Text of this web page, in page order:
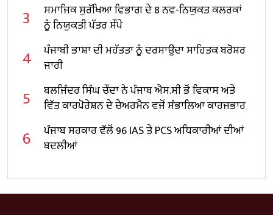
3
ਸਮਾਜਿਕ ਸੁਰੱਖਿਆ ਵਿਭਾਗ ਦੇ 8 ਨਵ-ਨਿਯੁਕਤ ਕਲਰਕਾਂ
ਨੂੰ ਨਿਯੁਕਤੀ ਪੱਤਰ ਸੌਂਪੇ
4
ਪੰਜਾਬੀ ਭਾਸ਼ਾ ਦੀ ਮਹੱਤਤਾ ਨੂੰ ਦਰਸਾਉਂਦਾ ਸਾਹਿਤਕ ਬਰੋਸ਼ਰ
ਜਾਰੀ
5
ਬਲਜਿੰਦਰ ਸਿੰਘ ਚੌਂਦਾ ਨੇ ਪੰਜਾਬ ਐਸ.ਸੀ ਭੋਂ ਵਿਕਾਸ ਅਤੇ
ਵਿੱਤ ਕਾਰਪੋਰੇਸ਼ਨ ਦੇ ਚੇਅਰਮੈਨ ਵਜੋਂ ਸੰਭਾਲਿਆ ਕਾਰਜਭਾਰ
6
ਪੰਜਾਬ ਸਰਕਾਰ ਵੱਲੋਂ 96 IAS ਤੇ PCS ਅਧਿਕਾਰੀਆਂ ਦੀਆਂ
ਬਦਲੀਆਂ